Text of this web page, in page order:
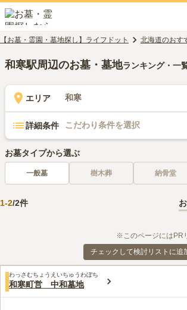
【お墓・霊園・墓地探し】ライフドット 北海道のおす
和寒駅周辺のお墓・墓地ランキング・一
エリア 和寒
詳細条件 こだわり条件を選択
お墓タイプから選ぶ
一般墓 樹木葬 納骨堂
1-2/2件
※このページにはPR
チェックして検討リストに追
わっさむちょうえいちゅうわぼち
和寒町営 中和墓地